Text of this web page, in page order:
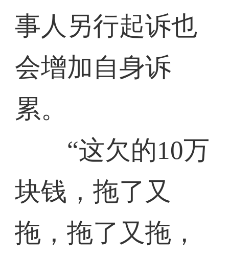
事人另行起诉也
会增加自身诉
累。
“这欠的10万
块钱，拖了又
拖，拖了又拖，